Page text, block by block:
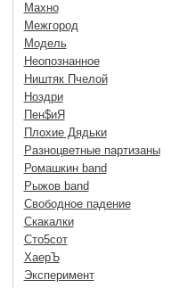
Махно
Межгород
Модель
Неопознанное
Ништяк Пчелой
Ноздри
Пен$иЯ
Плохие Дядьки
Разноцветные партизаны
Ромашкин band
Рыжов band
Свободное падение
Скакалки
Сто5сот
ХаерЪ
Эксперимент